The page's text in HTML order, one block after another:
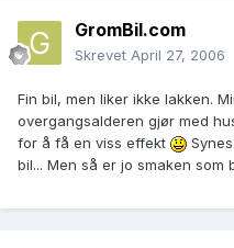
GromBil.com
Skrevet April 27, 2006
Fin bil, men liker ikke lakken.
overgangsalderen gjør med
for å få en viss effekt
bil... Men så er jo smaken som